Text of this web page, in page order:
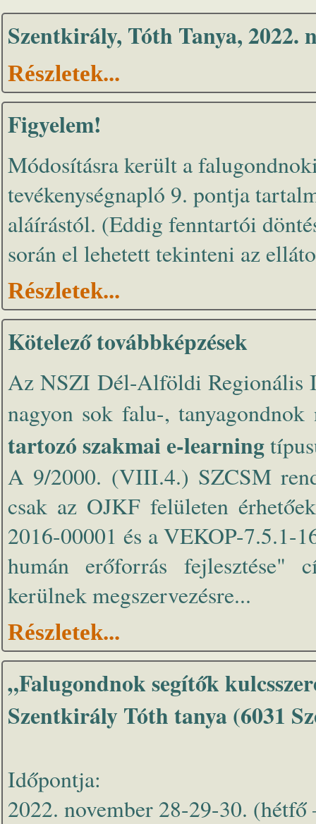
Szentkirály, Tóth Tanya, 2022.
Részletek...
Figyelem!
Módosításra került a
tevékenységnapló 9. pontja
aláírástól. (Eddig fenntartói
során el lehetett tekinteni az
Részletek...
Kötelező továbbképzések
Az NSZI Dél-Alföldi Regionális
nagyon sok falu-,
tartozó szakmai e-learning
A 9/2000. (VIII.4.) SZCSM
csak az OJKF felületen
2016-00001 és a VEKOP-7.5.1-
humán erőforrás fejlesztése"
kerülnek megszervezésre...
Részletek...
„Falugondnok segítők
Szentkirály Tóth tanya (6031
Időpontja:
2022. november 28-29-30. (hétfő